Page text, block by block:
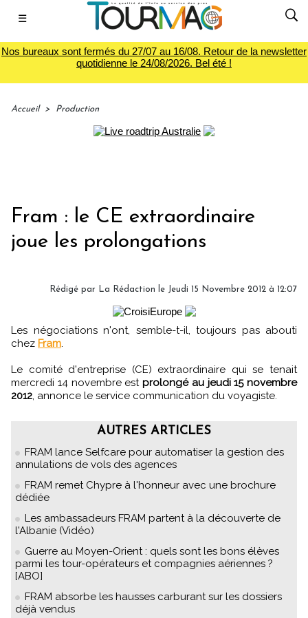
☰
Nos bureaux sont fermés du 27/07 au 16/08. Retour de la newsletter
quotidienne le 24/08/2026. Bel été !
Accueil > Production
Fram : le CE extraordinaire
joue les prolongations
Rédigé par La Rédaction le Jeudi 15 Novembre 2012 à 12:07
Les négociations n'ont, semble-t-il, toujours pas abouti
chez Fram.
Le comité d'entreprise (CE) extraordinaire qui se tenait
mercredi 14 novembre est prolongé au jeudi 15 novembre
2012, annonce le service communication du voyagiste.
AUTRES ARTICLES
FRAM lance Selfcare pour automatiser la gestion des
annulations de vols des agences
FRAM remet Chypre à l'honneur avec une brochure
dédiée
Les ambassadeurs FRAM partent à la découverte de
l'Albanie (Vidéo)
Guerre au Moyen-Orient : quels sont les bons élèves
parmi les tour-opérateurs et compagnies aériennes ?
[ABO]
FRAM absorbe les hausses carburant sur les dossiers
déjà vendus